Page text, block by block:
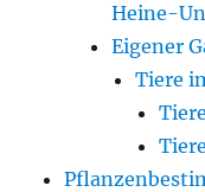
Heine-
Eigener
Tiere